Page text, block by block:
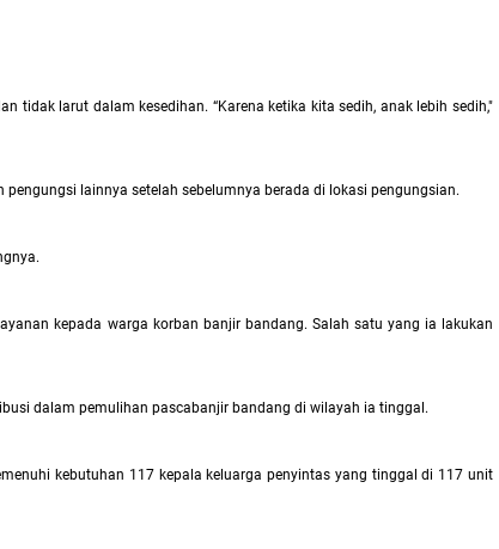
larut dalam kesedihan. “Karena ketika kita sedih, anak lebih sedih,"
lainnya setelah sebelumnya berada di lokasi pengungsian.
kepada warga korban banjir bandang. Salah satu yang ia lakukan
dalam pemulihan pascabanjir bandang di wilayah ia tinggal.
kebutuhan 117 kepala keluarga penyintas yang tinggal di 117 unit